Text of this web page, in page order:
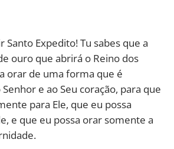
Santo Expedito! Tu sabes que a
ouro que abrirá o Reino dos
orar de uma forma que é
e ao Seu coração, para que
para Ele, que eu possa
e que eu possa orar somente a